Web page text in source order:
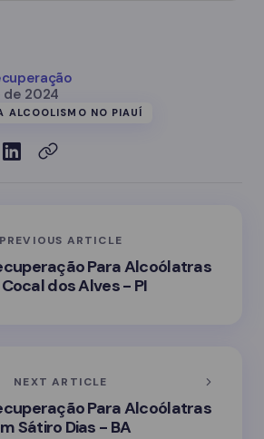
2024
ALCOOLISMO NO PIAUÍ
PREVIOUS ARTICLE
Para Alcoólatras
dos Alves - PI
NEXT ARTICLE
Para Alcoólatras
Sátiro Dias - BA